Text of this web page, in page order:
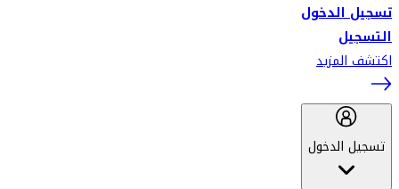
تسجيل الدخول
التسجيل
اكتشف المزيد
تسجيل الدخول